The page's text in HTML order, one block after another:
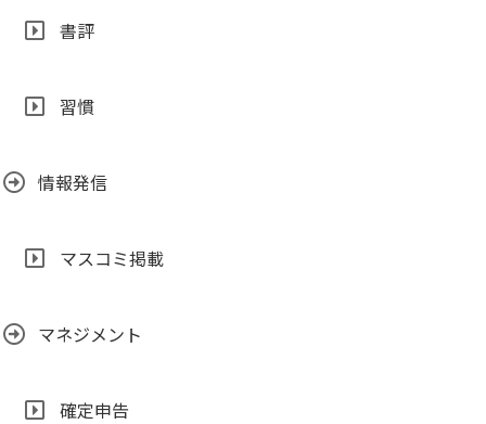
書評
習慣
情報発信
マスコミ掲載
マネジメント
確定申告